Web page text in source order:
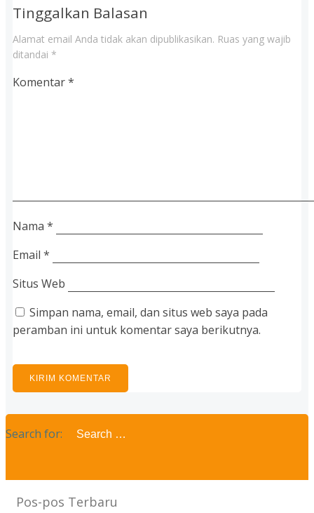
Tinggalkan Balasan
Alamat email Anda tidak akan dipublikasikan. Ruas yang wajib
ditandai *
Komentar*
Nama *
Email *
Situs Web
Simpan nama, email, dan situs web saya pada
peramban ini untuk komentar saya berikutnya.
Search for:
Pos-pos Terbaru